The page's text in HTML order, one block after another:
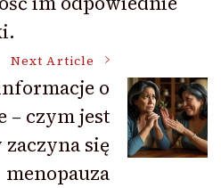
Next Article
o
– czym jest
się
menopauza